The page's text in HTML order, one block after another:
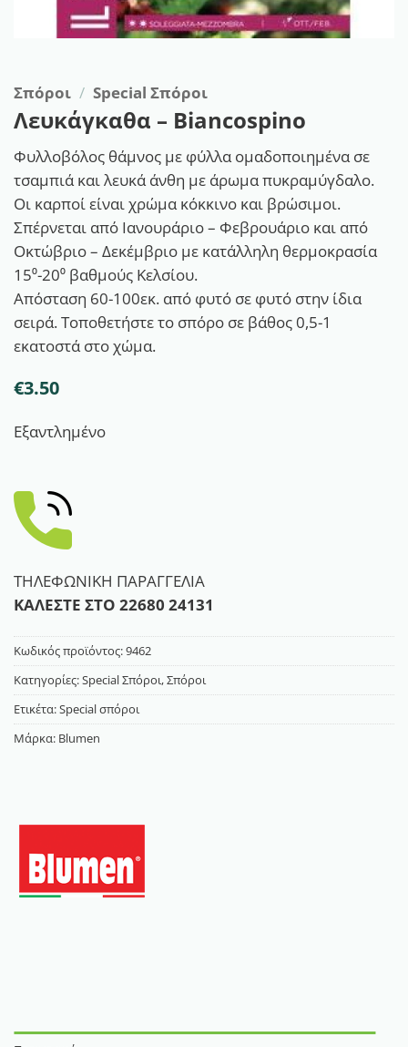
Σπόροι / Special Σπόροι
Λευκάγκαθα – Biancospino
Φυλλοβόλος θάμνος με φύλλα ομαδοποιημένα σε
τσαμπιά και λευκά άνθη με άρωμα πυκραμύγδαλο.
Οι καρποί είναι χρώμα κόκκινο και βρώσιμοι.
Σπέρνεται από Ιανουράριο – Φεβρουάριο και από
Οκτώβριο – Δεκέμβριο με κατάλληλη θερμοκρασία
15⁰-20⁰ βαθμούς Κελσίου.
Απόσταση 60-100εκ. από φυτό σε φυτό στην ίδια
σειρά. Τοποθετήστε το σπόρο σε βάθος 0,5-1
εκατοστά στο χώμα.
€3.50
Εξαντλημένο
ΤΗΛΕΦΩΝΙΚΗ ΠΑΡΑΓΓΕΛΙΑ
ΚΑΛΕΣΤΕ ΣΤΟ 22680 24131
Κωδικός προϊόντος:9462
Κατηγορίες:Special Σπόροι,Σπόροι
Ετικέτα:Special σπόροι
Μάρκα: Blumen